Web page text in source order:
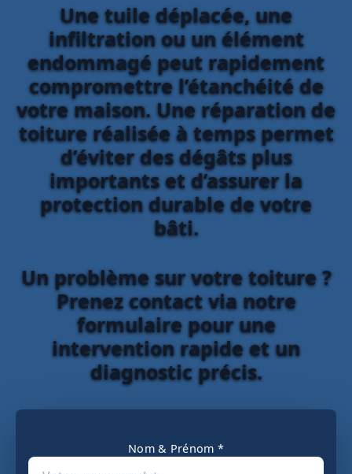
Une tuile déplacée, une
infiltration ou un élément
endommagé peut rapidement
compromettre l’étanchéité de
votre maison. Une réparation de
toiture réalisée à temps permet
d’éviter des dégâts plus
importants et d’assurer la
protection durable de votre
bâti.
Un problème sur votre toiture ?
Prenez contact via notre
formulaire pour une
intervention rapide et un
diagnostic précis.
Nom & Prénom *